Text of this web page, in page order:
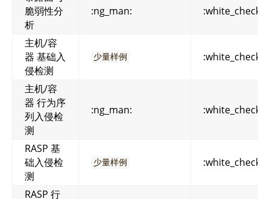
脆弱性分
析
:ng_man:
主机/容
器 基础入
侵检测
少量样例
主机/容
器 行为序
列入侵检
测
:ng_man:
RASP 基
础入侵检
测
少量样例
RASP 行